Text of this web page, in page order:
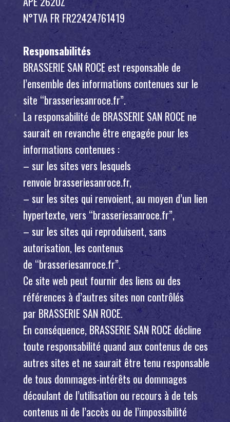
N°TVA FR FR22424761419
Responsabilités
BRASSERIE SAN ROCE est responsable de
l’ensemble des informations contenues sur le
site “brasseriesanroce.fr”.
La responsabilité de BRASSERIE SAN ROCE ne
saurait en revanche être engagée pour les
informations contenues :
– sur les sites vers lesquels
renvoie brasseriesanroce.fr,
– sur les sites qui renvoient, au moyen d’un lien
hypertexte, vers “brasseriesanroce.fr”,
– sur les sites qui reproduisent, sans
autorisation, les contenus
de “brasseriesanroce.fr”.
Ce site web peut fournir des liens ou des
références à d’autres sites non contrôlés
par BRASSERIE SAN ROCE.
En conséquence, BRASSERIE SAN ROCE décline
toute responsabilité quand aux contenus de ces
autres sites et ne saurait être tenu responsable
de tous dommages-intérêts ou dommages
découlant de l’utilisation ou recours à de tels
contenus ni de l’accès ou de l’impossibilité